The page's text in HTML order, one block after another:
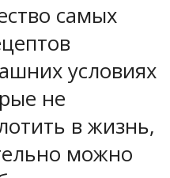
самых
условиях
не
в жизнь,
можно